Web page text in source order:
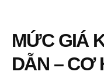
MỨC GIÁ
DẪN – CƠ